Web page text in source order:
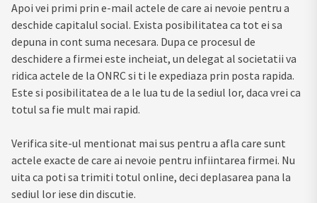
Apoi vei primi prin e-mail actele de care ai nevoie pentru a
deschide capitalul social. Exista posibilitatea ca tot ei sa
depuna in cont suma necesara. Dupa ce procesul de
deschidere a firmei este incheiat, un delegat al societatii va
ridica actele de la ONRC si ti le expediaza prin posta rapida.
Este si posibilitatea de a le lua tu de la sediul lor, daca vrei ca
totul sa fie mult mai rapid.
Verifica site-ul mentionat mai sus pentru a afla care sunt
actele exacte de care ai nevoie pentru infiintarea firmei. Nu
uita ca poti sa trimiti totul online, deci deplasarea pana la
sediul lor iese din discutie.